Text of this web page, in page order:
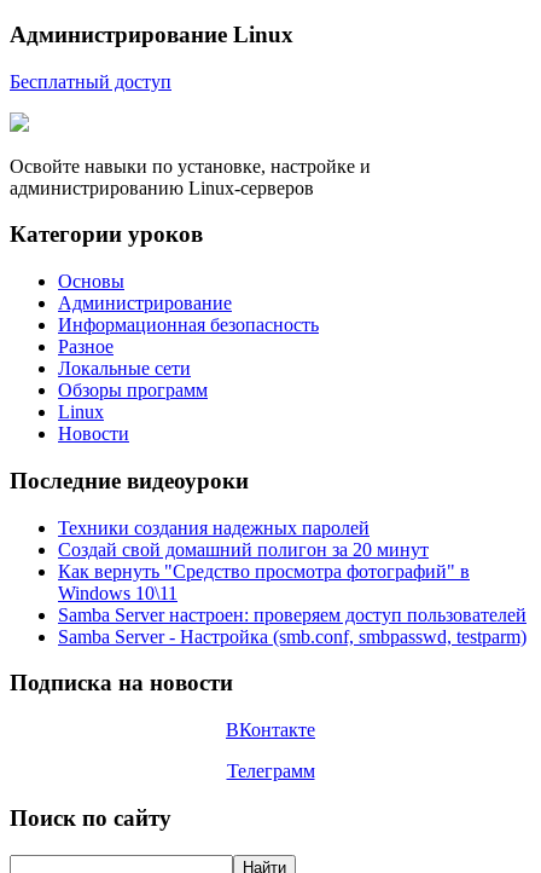
Администрирование Linux
Бесплатный доступ
Освойте навыки по установке, настройке и
администрированию Linux-серверов
Категории уроков
Основы
Администрирование
Информационная безопасность
Разное
Локальные сети
Обзоры программ
Linux
Новости
Последние видеоуроки
Техники создания надежных паролей
Создай свой домашний полигон за 20 минут
Как вернуть "Средство просмотра фотографий" в
Windows 10\11
Samba Server настроен: проверяем доступ пользователей
Samba Server - Настройка (smb.conf, smbpasswd, testparm)
Подписка на новости
ВКонтакте
Телеграмм
Поиск по сайту